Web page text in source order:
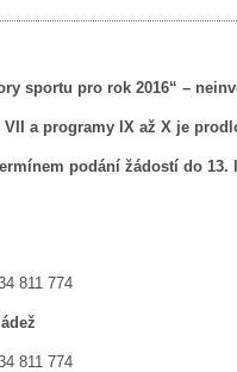
sportu pro rok 2016“ –
a programy IX až X je
podání žádostí do 13.
811 774
811 774